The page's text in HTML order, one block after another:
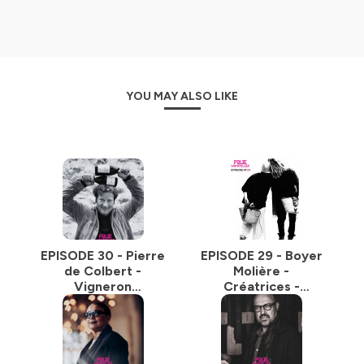
découvrir de nouveaux lieux avec ce regard neuf.
batie sous l’ancien regime par la riche bourgeoisie.
Ces folies architecturales viennent d’être relancées à
l’instar de l’arbre blanc et de tous les projets en cours
pour la faire rayonner.
Mais la Folie c’est aussi un engouement, une passion, un
Folie Montpellier,
c’est l’ambition de mieux connaitre
notre ville et ceux qui la font vibrer.
Connectez-vous vite sur le compte Instagram
@foliemontpellier
pour suivre l’actualité du podcast
et être informé des nouveaux invités et n’oubliez pas de
vous abonner sur votre plateforme d’ecoute préféré.
YOU MAY ALSO LIKE
EPISODE 30 - Pierre
de Colbert -
Vigneron
@pierre2colbert
EPISODE 29 - Boyer
Molière -
Créatrices -
@boyer.molière